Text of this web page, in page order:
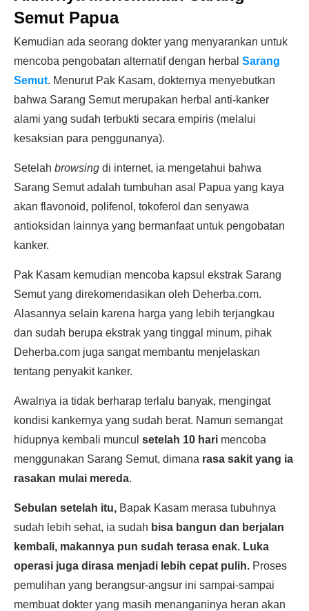
Semut Papua
Kemudian ada seorang dokter yang menyarankan untuk
mencoba pengobatan alternatif dengan herbal Sarang
Semut. Menurut Pak Kasam, dokternya menyebutkan
bahwa Sarang Semut merupakan herbal anti-kanker
alami yang sudah terbukti secara empiris (melalui
kesaksian para penggunanya).
Setelah browsing di internet, ia mengetahui bahwa
Sarang Semut adalah tumbuhan asal Papua yang kaya
akan flavonoid, polifenol, tokoferol dan senyawa
antioksidan lainnya yang bermanfaat untuk pengobatan
kanker.
Pak Kasam kemudian mencoba kapsul ekstrak Sarang
Semut yang direkomendasikan oleh Deherba.com.
Alasannya selain karena harga yang lebih terjangkau
dan sudah berupa ekstrak yang tinggal minum, pihak
Deherba.com juga sangat membantu menjelaskan
tentang penyakit kanker.
Awalnya ia tidak berharap terlalu banyak, mengingat
kondisi kankernya yang sudah berat. Namun semangat
hidupnya kembali muncul setelah 10 hari mencoba
menggunakan Sarang Semut, dimana rasa sakit yang ia
rasakan mulai mereda.
Sebulan setelah itu, Bapak Kasam merasa tubuhnya
sudah lebih sehat, ia sudah bisa bangun dan berjalan
kembali, makannya pun sudah terasa enak. Luka
operasi juga dirasa menjadi lebih cepat pulih. Proses
pemulihan yang berangsur-angsur ini sampai-sampai
membuat dokter yang masih menanganinya heran akan